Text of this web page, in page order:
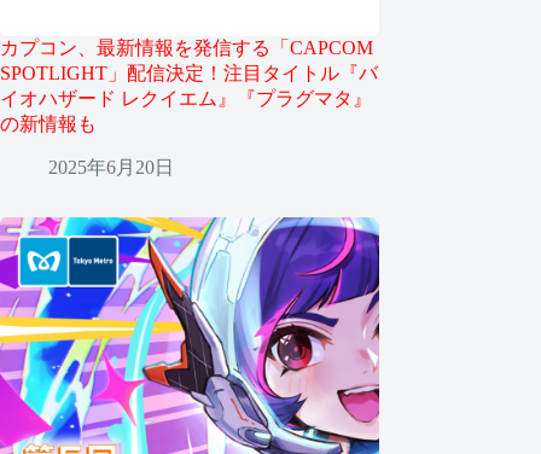
カプコン、最新情報を発信する「CAPCOM
SPOTLIGHT」配信決定！注目タイトル『バ
イオハザード レクイエム』『プラグマタ』
の新情報も
2025年6月20日